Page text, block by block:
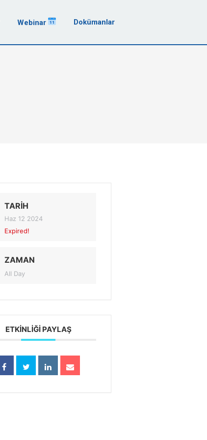
Webinar Dokümanlar
TARIH
Haz 12 2024
Expired!
ZAMAN
All Day
ETKINLIĞI PAYLAŞ